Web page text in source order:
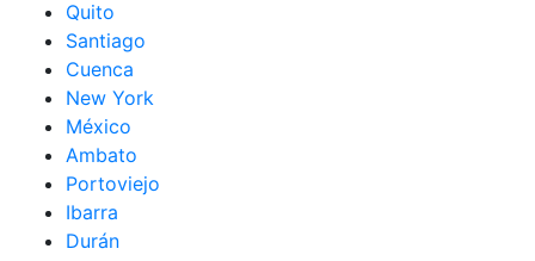
Quito
Santiago
Cuenca
New York
México
Ambato
Portoviejo
Ibarra
Durán